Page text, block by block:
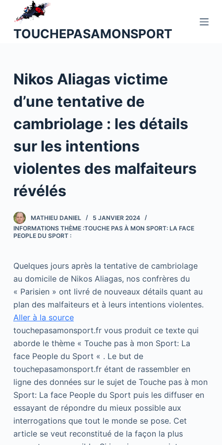
u
o
e
TOUCHEPASAMONSPORT
Nikos Aliagas victime
d’une tentative de
cambriolage : les détails
sur les intentions
violentes des malfaiteurs
révélés
MATHIEU DANIEL
5 JANVIER 2024
INFORMATIONS THÈME :TOUCHE PAS À MON SPORT: LA FACE
PEOPLE DU SPORT :
Quelques jours après la tentative de cambriolage
au domicile de Nikos Aliagas, nos confrères du
« Parisien » ont livré de nouveaux détails quant au
plan des malfaiteurs et à leurs intentions violentes.
Aller à la source
touchepasamonsport.fr vous produit ce texte qui
aborde le thème « Touche pas à mon Sport: La
face People du Sport « . Le but de
touchepasamonsport.fr étant de rassembler en
ligne des données sur le sujet de Touche pas à mon
Sport: La face People du Sport puis les diffuser en
essayant de répondre du mieux possible aux
interrogations que tout le monde se pose. Cet
article se veut reconstitué de la façon la plus